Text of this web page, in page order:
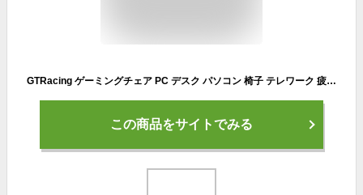
GTRacing ゲーミングチェア PC デスク パソコン 椅子 テレワーク 疲れない ハイバック リクライニング オットマン付き『仕事用ゲーミングチェア』ゲーム用 フットレスト ハイバック/気孔付き皮革とメッシュ素材/連動型アームレスト(GTPLYERシリーズ Luft310-BLACK)
この商品をサイトでみる